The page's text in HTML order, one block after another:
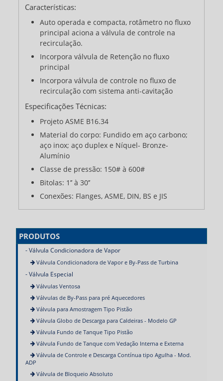
Características:
Auto operada e compacta, rotâmetro no fluxo
principal aciona a válvula de controle na
recirculação.
Incorpora válvula de Retenção no fluxo
principal
Incorpora válvula de controle no fluxo de
recirculação com sistema anti-cavitação
Especificações Técnicas:
Projeto ASME B16.34
Material do corpo: Fundido em aço carbono;
aço inox; aço duplex e Níquel- Bronze-
Alumínio
Classe de pressão: 150# à 600#
Bitolas: 1’’ à 30’’
Conexões: Flanges, ASME, DIN, BS e JIS
PRODUTOS
Válvula Condicionadora de Vapor
Válvula Condicionadora de Vapor e By-Pass de Turbina
Válvula Especial
Válvulas Ventosa
Válvulas de By-Pass para pré Aquecedores
Válvula para Amostragem Tipo Pistão
Válvula Globo de Descarga para Caldeiras - Modelo GP
Válvula Fundo de Tanque Tipo Pistão
Válvula Fundo de Tanque com Vedação Interna e Externa
Válvula de Controle e Descarga Contínua tipo Agulha - Mod.
ADP
Válvula de Bloqueio Absoluto